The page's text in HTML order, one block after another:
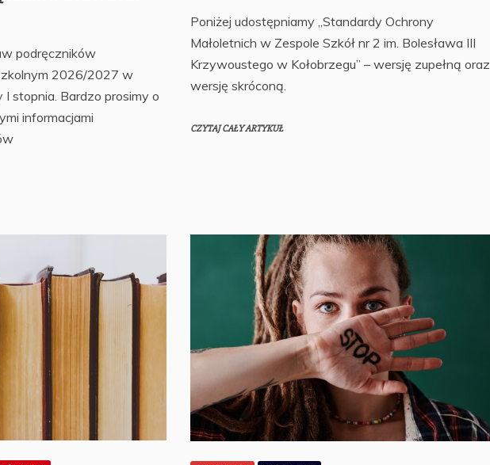
podręczników
2026/2027 w
I stopnia. Bardzo prosimy o
informacjami
Poniżej udostępniamy „Standardy Ochrony
Małoletnich w Zespole Szkół nr 2 im. Bolesława III
Krzywoustego w Kołobrzegu” – wersję zupełną oraz
wersję skróconą.
CZYTAJ CAŁY ARTYKUŁ